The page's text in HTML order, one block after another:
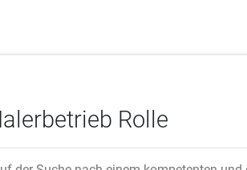
Rolle